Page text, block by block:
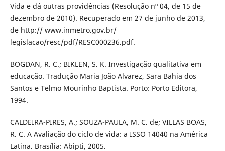
Vida e dá outras providências (Resolução nº 04, de 15 de
dezembro de 2010). Recuperado em 27 de junho de 2013,
de http:// www.inmetro.gov.br/
legislacao/resc/pdf/RESC000236.pdf.
BOGDAN, R. C.; BIKLEN, S. K. Investigação qualitativa em
educação. Tradução Maria João Alvarez, Sara Bahia dos
Santos e Telmo Mourinho Baptista. Porto: Porto Editora,
1994.
CALDEIRA-PIRES, A.; SOUZA-PAULA, M. C. de; VILLAS BOAS,
R. C. A Avaliação do ciclo de vida: a ISSO 14040 na América
Latina. Brasília: Abipti, 2005.